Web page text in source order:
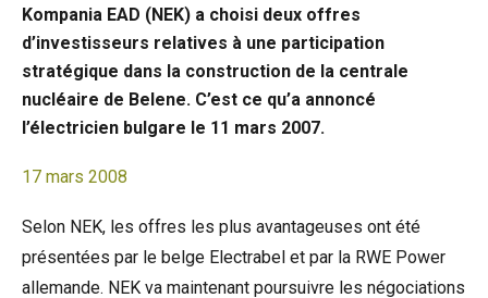
Kompania EAD (NEK) a choisi deux offres
d’investisseurs relatives à une participation
stratégique dans la construction de la centrale
nucléaire de Belene. C’est ce qu’a annoncé
l’électricien bulgare le 11 mars 2007.
17 mars 2008
Selon NEK, les offres les plus avantageuses ont été
présentées par le belge Electrabel et par la RWE Power
allemande. NEK va maintenant poursuivre les négociations